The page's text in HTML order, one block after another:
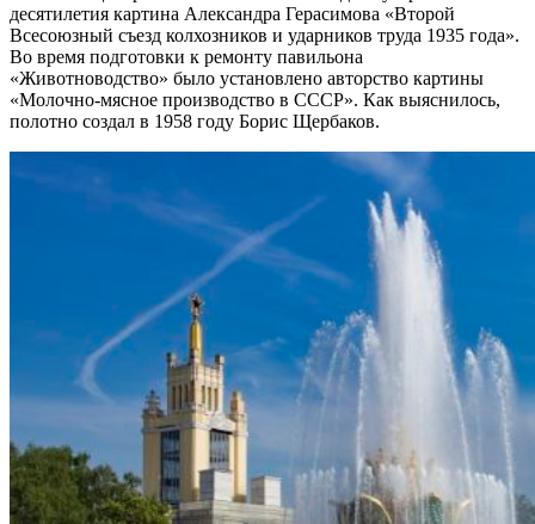
десятилетия картина Александра Герасимова «Второй
Всесоюзный съезд колхозников и ударников труда 1935 года».
Во время подготовки к ремонту павильона
«Животноводство» было установлено авторство картины
«Молочно-мясное производство в СССР». Как выяснилось,
полотно создал в 1958 году Борис Щербаков.